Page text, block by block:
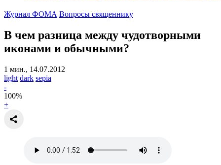
Журнал ФОМА Вопросы священнику
В чем разница между чудотворными
иконами и обычными?
1 мин., 14.07.2012
light dark sepia
-
100%
+